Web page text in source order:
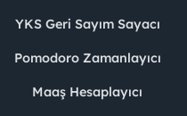
YKS Geri Sayım Sayacı
Pomodoro Zamanlayıcı
Maaş Hesaplayıcı